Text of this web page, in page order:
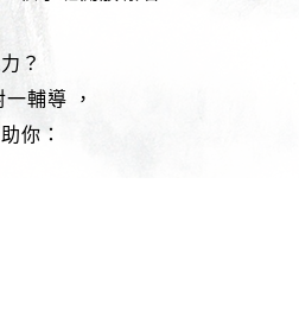
？
一輔導
，
你：